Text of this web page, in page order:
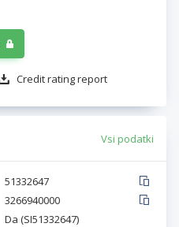
Credit rating report
Vsi podatki
51332647
3266940000
Da (SI51332647)